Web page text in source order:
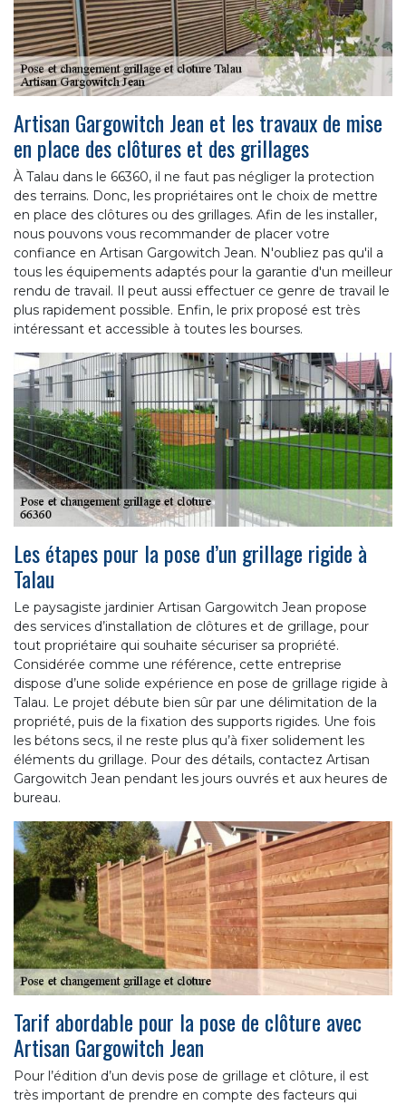
Artisan Gargowitch Jean et les travaux de mise
en place des clôtures et des grillages
À Talau dans le 66360, il ne faut pas négliger la protection
des terrains. Donc, les propriétaires ont le choix de mettre
en place des clôtures ou des grillages. Afin de les installer,
nous pouvons vous recommander de placer votre
confiance en Artisan Gargowitch Jean. N'oubliez pas qu'il a
tous les équipements adaptés pour la garantie d'un meilleur
rendu de travail. Il peut aussi effectuer ce genre de travail le
plus rapidement possible. Enfin, le prix proposé est très
intéressant et accessible à toutes les bourses.
Les étapes pour la pose d’un grillage rigide à
Talau
Le paysagiste jardinier Artisan Gargowitch Jean propose
des services d’installation de clôtures et de grillage, pour
tout propriétaire qui souhaite sécuriser sa propriété.
Considérée comme une référence, cette entreprise
dispose d’une solide expérience en pose de grillage rigide à
Talau. Le projet débute bien sûr par une délimitation de la
propriété, puis de la fixation des supports rigides. Une fois
les bétons secs, il ne reste plus qu’à fixer solidement les
éléments du grillage. Pour des détails, contactez Artisan
Gargowitch Jean pendant les jours ouvrés et aux heures de
bureau.
Tarif abordable pour la pose de clôture avec
Artisan Gargowitch Jean
Pour l’édition d’un devis pose de grillage et clôture, il est
très important de prendre en compte des facteurs qui